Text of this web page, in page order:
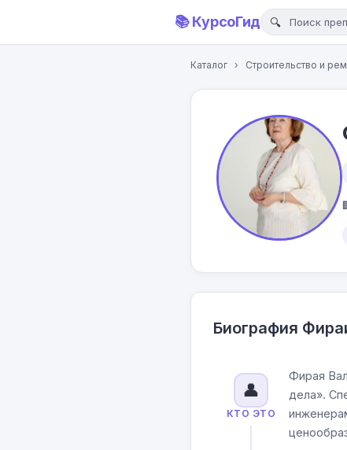
📚 КурсоГид
Каталог › Строительство и
Биография
👤
КТО ЭТО
Фирая
дела».